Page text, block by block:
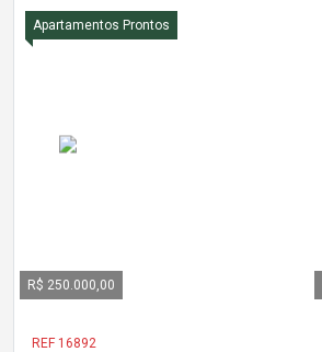
Apartamentos Prontos
R$ 250.000,00
REF 16892